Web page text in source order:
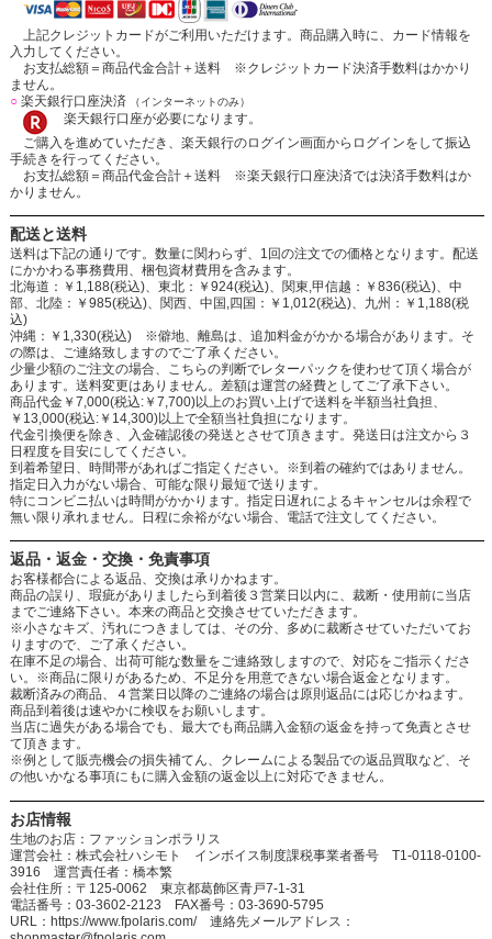
上記クレジットカードがご利用いただけます。商品購入時に、カード情報を
入力してください。
お支払総額＝商品代金合計＋送料 ※クレジットカード決済手数料はかかり
ません。
○楽天銀行口座決済 （インターネットのみ）
楽天銀行口座が必要になります。
ご購入を進めていただき、楽天銀行のログイン画面からログインをして振込
手続きを行ってください。
お支払総額＝商品代金合計＋送料 ※楽天銀行口座決済では決済手数料はか
かりません。
配送と送料
送料は下記の通りです。数量に関わらず、1回の注文での価格となります。配送
にかかわる事務費用、梱包資材費用を含みます。
北海道：￥1,188(税込)、東北：￥924(税込)、関東,甲信越：￥836(税込)、中
部、北陸：￥985(税込)、関西、中国,四国：￥1,012(税込)、九州：￥1,188(税
込)
沖縄：￥1,330(税込) ※僻地、離島は、追加料金がかかる場合があります。そ
の際は、ご連絡致しますのでご了承ください。
少量少額のご注文の場合、こちらの判断でレターパックを使わせて頂く場合が
あります。送料変更はありません。差額は運営の経費としてご了承下さい。
商品代金￥7,000(税込:￥7,700)以上のお買い上げで送料を半額当社負担、
￥13,000(税込:￥14,300)以上で全額当社負担になります。
代金引換便を除き、入金確認後の発送とさせて頂きます。発送日は注文から３
日程度を目安にしてください。
到着希望日、時間帯があればご指定ください。※到着の確約ではありません。
指定日入力がない場合、可能な限り最短で送ります。
特にコンビニ払いは時間がかかります。指定日遅れによるキャンセルは余程で
無い限り承れません。日程に余裕がない場合、電話で注文してください。
返品・返金・交換・免責事項
お客様都合による返品、交換は承りかねます。
商品の誤り、瑕疵がありましたら到着後３営業日以内に、裁断・使用前に当店
までご連絡下さい。本来の商品と交換させていただきます。
※小さなキズ、汚れにつきましては、その分、多めに裁断させていただいてお
りますので、ご了承ください。
在庫不足の場合、出荷可能な数量をご連絡致しますので、対応をご指示くださ
い。※商品に限りがあるため、不足分を用意できない場合返金となります。
裁断済みの商品、４営業日以降のご連絡の場合は原則返品には応じかねます。
商品到着後は速やかに検収をお願いします。
当店に過失がある場合でも、最大でも商品購入金額の返金を持って免責とさせ
て頂きます。
※例として販売機会の損失補てん、クレームによる製品での返品買取など、そ
の他いかなる事項にもに購入金額の返金以上に対応できません。
お店情報
生地のお店：ファッションポラリス
運営会社：株式会社ハシモト インボイス制度課税事業者番号 T1-0118-0100-
3916 運営責任者：橋本繁
会社住所：〒125-0062 東京都葛飾区青戸7-1-31
電話番号：03-3602-2123 FAX番号：03-3690-5795
URL：https://www.fpolaris.com/ 連絡先メールアドレス：